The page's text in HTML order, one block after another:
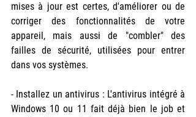
mises à jour est certes, d'améliorer ou de
corriger des fonctionnalités de votre
appareil, mais aussi de "combler" des
failles de sécurité, utilisées pour entrer
dans vos systèmes.
- Installez un antivirus : L'antivirus intégré à
Windows 10 ou 11 fait déjà bien le job et